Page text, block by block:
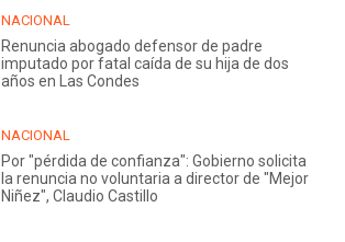
NACIONAL
Renuncia abogado defensor de padre
imputado por fatal caída de su hija de dos
años en Las Condes
NACIONAL
Por "pérdida de confianza": Gobierno solicita
la renuncia no voluntaria a director de "Mejor
Niñez", Claudio Castillo